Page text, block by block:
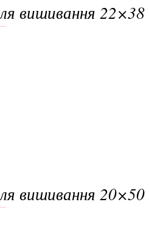
вишивання 22×38
вишивання 20×50